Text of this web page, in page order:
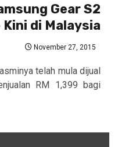
Gear S2
Kini di Malaysia
November 27, 2015
telah mula dijual
RM 1,399 bagi